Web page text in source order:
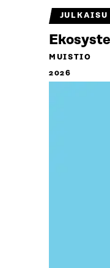
JULKAISU
MUISTIO
2026